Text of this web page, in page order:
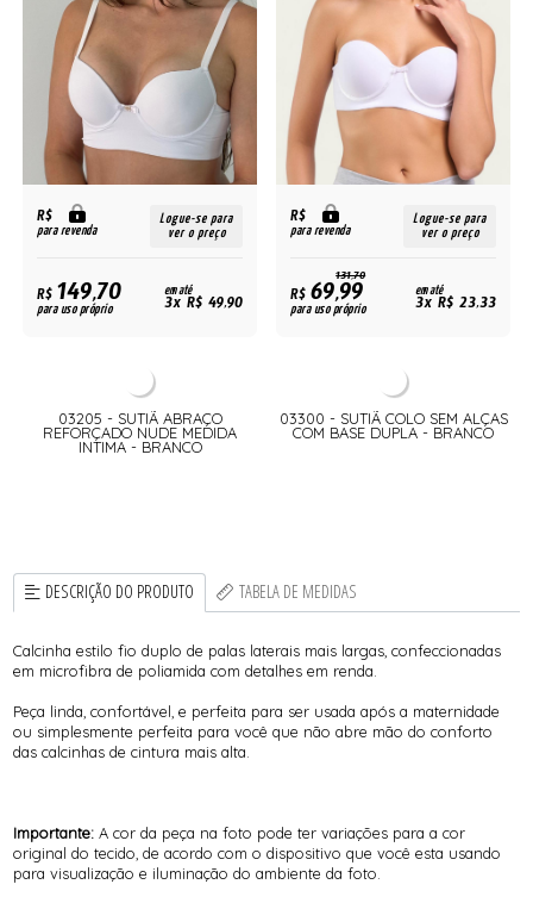
R$
para revenda
Logue-se para
ver o preço
R$149,70
para uso próprio
em até
3x R$ 49,90
03205 - SUTIÃ ABRAÇO
REFORÇADO NUDE MEDIDA
INTIMA - BRANCO
R$
para revenda
Logue-se para
ver o preço
131,70
R$69,99
para uso próprio
em até
3x R$ 23,33
03300 - SUTIÃ COLO SEM ALÇAS
COM BASE DUPLA - BRANCO
DESCRIÇÃO DO PRODUTO TABELA DE MEDIDAS
Calcinha estilo fio duplo de palas laterais mais largas, confeccionadas
em microfibra de poliamida com detalhes em renda.
Peça linda, confortável, e perfeita para ser usada após a maternidade
ou simplesmente perfeita para você que não abre mão do conforto
das calcinhas de cintura mais alta.
Importante: A cor da peça na foto pode ter variações para a cor
original do tecido, de acordo com o dispositivo que você esta usando
para visualização e iluminação do ambiente da foto.